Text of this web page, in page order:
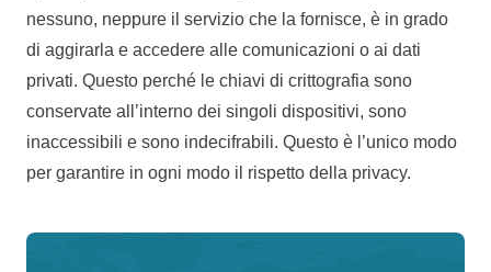
nessuno, neppure il servizio che la fornisce, è in grado
di aggirarla e accedere alle comunicazioni o ai dati
privati. Questo perché le chiavi di crittografia sono
conservate all’interno dei singoli dispositivi, sono
inaccessibili e sono indecifrabili. Questo è l’unico modo
per garantire in ogni modo il rispetto della privacy.